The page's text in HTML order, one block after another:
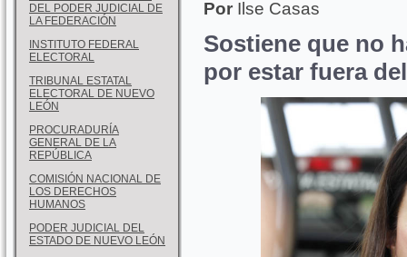
DEL PODER JUDICIAL DE
LA FEDERACIÓN
INSTITUTO FEDERAL
ELECTORAL
TRIBUNAL ESTATAL
ELECTORAL DE NUEVO
LEÓN
PROCURADURÍA
GENERAL DE LA
REPÚBLICA
COMISIÓN NACIONAL DE
LOS DERECHOS
HUMANOS
PODER JUDICIAL DEL
ESTADO DE NUEVO LEÓN
Por Ilse Casas
Sostiene que no
por estar fuera